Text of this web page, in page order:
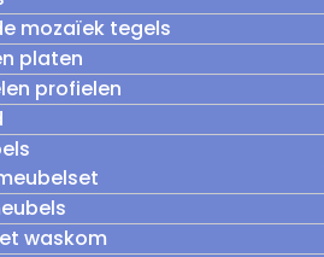
mozaïek tegels
platen
profielen
waskom